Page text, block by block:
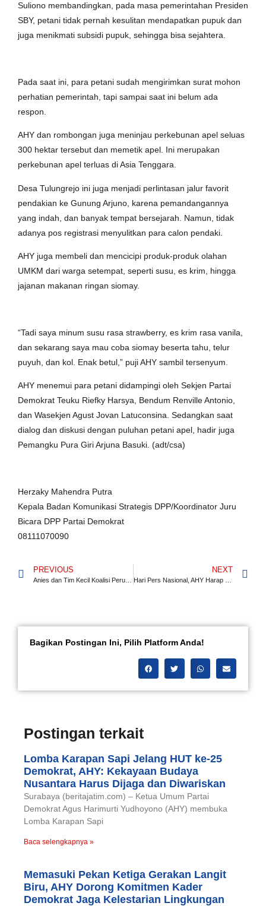
Suliono membandingkan, pada masa pemerintahan Presiden
SBY, petani tidak pernah kesulitan mendapatkan pupuk dan
juga menikmati subsidi pupuk, sehingga bisa sejahtera.
Pada saat ini, para petani sudah mengirimkan surat mohon
perhatian pemerintah, tapi sampai saat ini belum ada
respon.
AHY dan rombongan juga meninjau perkebunan apel seluas
300 hektar tersebut dan memetik apel. Ini merupakan
perkebunan apel terluas di Asia Tenggara.
Desa Tulungrejo ini juga menjadi perlintasan jalur favorit
pendakian ke Gunung Arjuno, karena pemandangannya
yang indah, dan banyak tempat bersejarah. Namun, tidak
adanya pos registrasi menyulitkan para calon pendaki.
AHY juga membeli dan mencicipi produk-produk olahan
UMKM dari warga setempat, seperti susu, es krim, hingga
jajanan makanan ringan siomay.
“Tadi saya minum susu rasa strawberry, es krim rasa vanila,
dan sekarang saya mau coba siomay beserta tahu, telur
puyuh, dan kol. Enak betul,” puji AHY sambil tersenyum.
AHY menemui para petani didampingi oleh Sekjen Partai
Demokrat Teuku Riefky Harsya, Bendum Renville Antonio,
dan Wasekjen Agust Jovan Latuconsina. Sedangkan saat
dialog dan diskusi dengan puluhan petani apel, hadir juga
Pemangku Pura Giri Arjuna Basuki. (adt/csa)
Herzaky Mahendra Putra
Kepala Badan Komunikasi Strategis DPP/Koordinator Juru
Bicara DPP Partai Demokrat
08111070090
PREVIOUS
Anies dan Tim Kecil Koalisi Perubahan Sambangi AHY di kantor Demokrat
NEXT
Hari Pers Nasional, AHY Harap Media Jadi Kekuatan ‘Checks and Balances’ Menuju Pemilu 2024
Bagikan Postingan Ini, Pilih Platform Anda!
Postingan terkait
Lomba Karapan Sapi Jelang HUT ke-25
Demokrat, AHY: Kekayaan Budaya
Nusantara Harus Dijaga dan Diwariskan
Surabaya (beritajatim.com) – Ketua Umum Partai
Demokrat Agus Harimurti Yudhoyono (AHY) membuka
Lomba Karapan Sapi
Baca selengkapnya »
Memasuki Pekan Ketiga Gerakan Langit
Biru, AHY Dorong Komitmen Kader
Demokrat Jaga Kelestarian Lingkungan